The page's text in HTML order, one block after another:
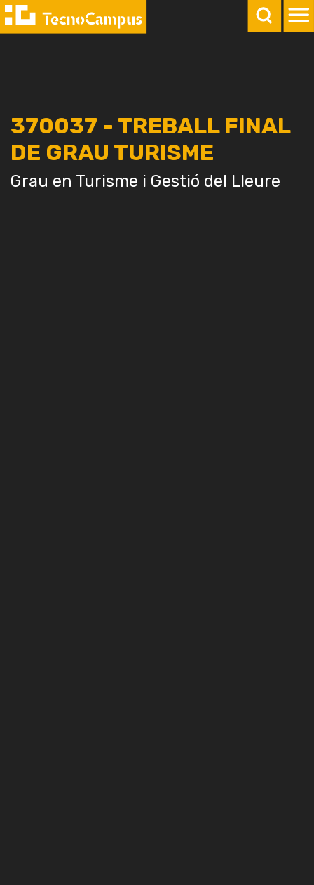
370037 - TREBALL FINAL
DE GRAU TURISME
Grau en Turisme i Gestió del Lleure